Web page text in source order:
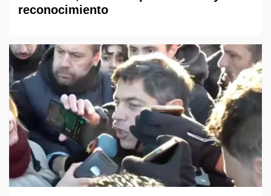
reconocimiento